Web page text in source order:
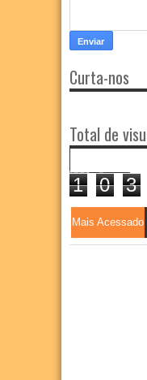
Curta-nos
Total de
1 0 3
Mais Acessado